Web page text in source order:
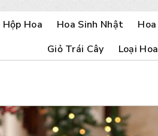
Hộp Hoa Hoa Sinh Nhật
Giỏ Trái Cây
Loại Hoa